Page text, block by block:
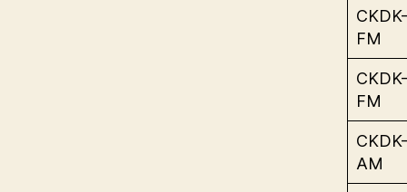
CKDK-
FM
CKDK-
FM
CKDK-
AM